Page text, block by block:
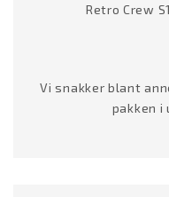
Retro Crew
Vi snakker blant
pakken i